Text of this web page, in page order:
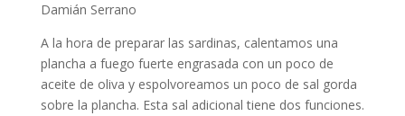
Damián Serrano
A la hora de preparar las sardinas, calentamos una
plancha a fuego fuerte engrasada con un poco de
aceite de oliva y espolvoreamos un poco de sal gorda
sobre la plancha. Esta sal adicional tiene dos funciones.